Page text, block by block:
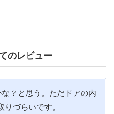
のレビュー
？と思う。ただドアの内
づらいです。